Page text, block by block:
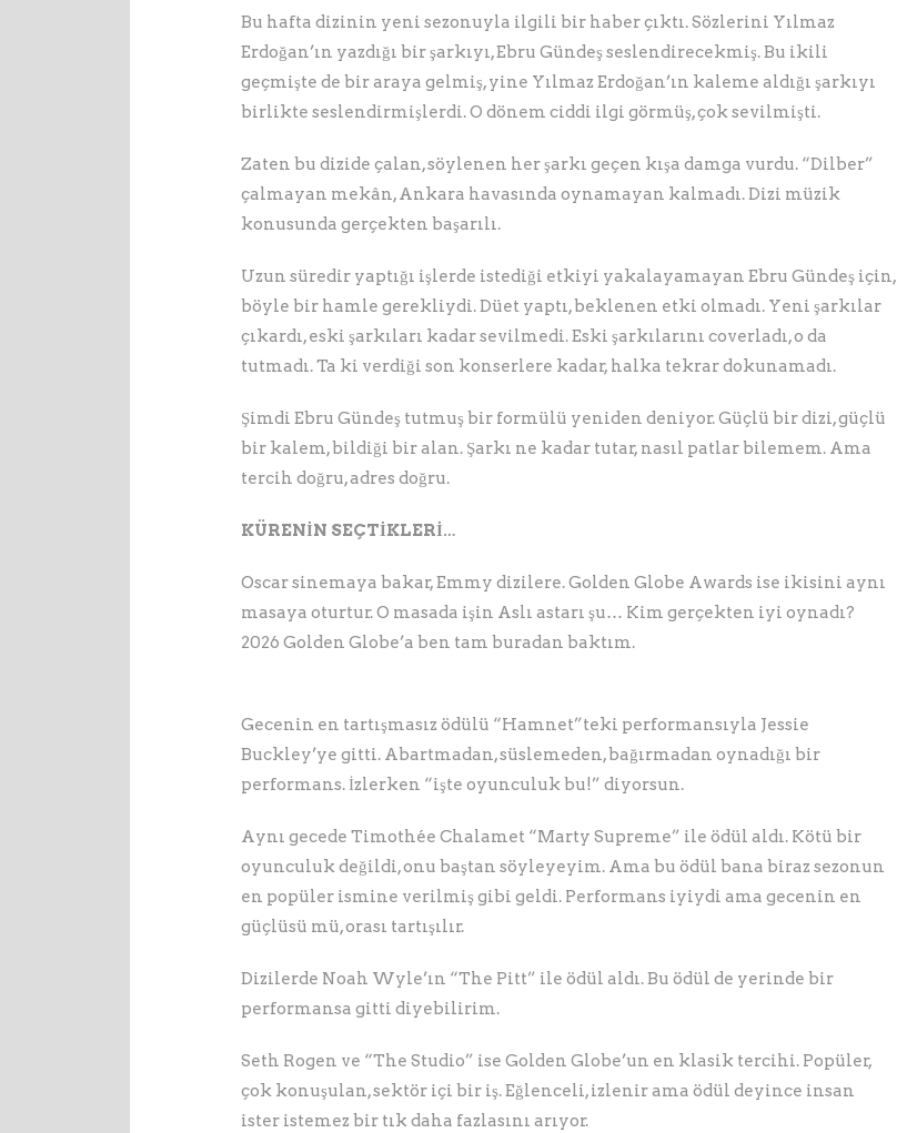
Bu hafta dizinin yeni sezonuyla ilgili bir haber çıktı. Sözlerini Yılmaz
Erdoğan’ın yazdığı bir şarkıyı, Ebru Gündeş seslendirecekmiş. Bu ikili
geçmişte de bir araya gelmiş, yine Yılmaz Erdoğan’ın kaleme aldığı şarkıyı
birlikte seslendirmişlerdi. O dönem ciddi ilgi görmüş, çok sevilmişti.
Zaten bu dizide çalan, söylenen her şarkı geçen kışa damga vurdu. “Dilber”
çalmayan mekân, Ankara havasında oynamayan kalmadı. Dizi müzik
konusunda gerçekten başarılı.
Uzun süredir yaptığı işlerde istediği etkiyi yakalayamayan Ebru Gündeş için,
böyle bir hamle gerekliydi. Düet yaptı, beklenen etki olmadı. Yeni şarkılar
çıkardı, eski şarkıları kadar sevilmedi. Eski şarkılarını coverladı, o da
tutmadı. Ta ki verdiği son konserlere kadar, halka tekrar dokunamadı.
Şimdi Ebru Gündeş tutmuş bir formülü yeniden deniyor. Güçlü bir dizi, güçlü
bir kalem, bildiği bir alan. Şarkı ne kadar tutar, nasıl patlar bilemem. Ama
tercih doğru, adres doğru.
KÜRENİN SEÇTİKLERİ…
Oscar sinemaya bakar, Emmy dizilere. Golden Globe Awards ise ikisini aynı
masaya oturtur. O masada işin Aslı astarı şu… Kim gerçekten iyi oynadı?
2026 Golden Globe’a ben tam buradan baktım.
Gecenin en tartışmasız ödülü “Hamnet”teki performansıyla Jessie
Buckley’ye gitti. Abartmadan, süslemeden, bağırmadan oynadığı bir
performans. İzlerken “işte oyunculuk bu!” diyorsun.
Aynı gecede Timothée Chalamet “Marty Supreme” ile ödül aldı. Kötü bir
oyunculuk değildi, onu baştan söyleyeyim. Ama bu ödül bana biraz sezonun
en popüler ismine verilmiş gibi geldi. Performans iyiydi ama gecenin en
güçlüsü mü, orası tartışılır.
Dizilerde Noah Wyle’ın “The Pitt” ile ödül aldı. Bu ödül de yerinde bir
performansa gitti diyebilirim.
Seth Rogen ve “The Studio” ise Golden Globe’un en klasik tercihi. Popüler,
çok konuşulan, sektör içi bir iş. Eğlenceli, izlenir ama ödül deyince insan
ister istemez bir tık daha fazlasını arıyor.